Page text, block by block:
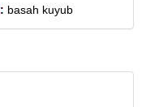
: basah kuyub